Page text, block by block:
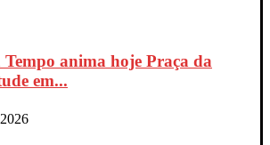
anima hoje Praça da
em...